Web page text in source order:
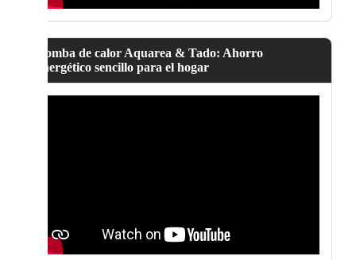
Bomba de calor Aquarea & Tado: Ahorro
energético sencillo para el hogar